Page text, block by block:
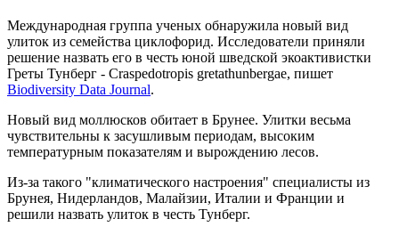
Международная группа ученых обнаружила новый вид
улиток из семейства циклофорид. Исследователи приняли
решение назвать его в честь юной шведской экоактивистки
Греты Тунберг - Craspedotropis gretathunbergae, пишет
Biodiversity Data Journal.
Новый вид моллюсков обитает в Брунее. Улитки весьма
чувствительны к засушливым периодам, высоким
температурным показателям и вырождению лесов.
Из-за такого "климатического настроения" специалисты из
Брунея, Нидерландов, Малайзии, Италии и Франции и
решили назвать улиток в честь Тунберг.